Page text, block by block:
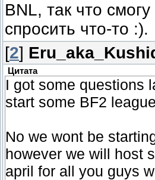
BNL, так что
спросить что-то :).
[2]
Цитата
I got some questions
start some BF2
No we wont be
however we will host
april for all you guys